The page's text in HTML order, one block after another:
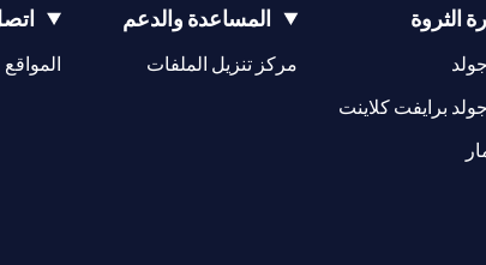
الثروة
برايفت كلاينت
المساعدة والدعم
مركز تنزيل الملفات المواقع
(opens in a new tab)